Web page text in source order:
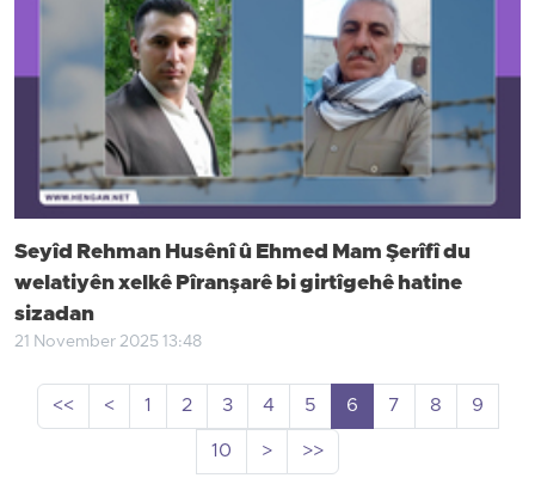
Seyîd Rehman Husênî û Ehmed Mam Şerîfî du
welatiyên xelkê Pîranşarê bi girtîgehê hatine
sizadan
21 November 2025 13:48
<< < 1 2 3 4 5 6 7 8
9
10
> >>